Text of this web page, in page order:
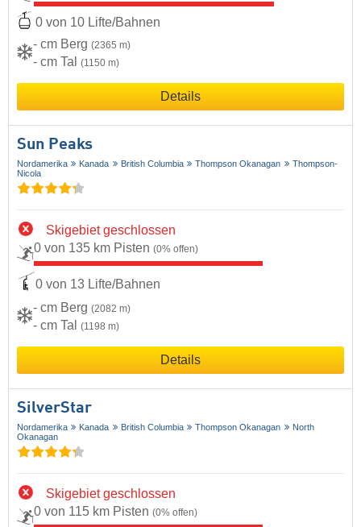
0 von 10 Lifte/Bahnen
- cm Berg (2365 m)
- cm Tal (1150 m)
Details
Sun Peaks
Nordamerika Kanada British Columbia Thompson Okanagan
Thompson-
Nicola
Skigebiet geschlossen
0 von 135 km Pisten (0% offen)
0 von 13 Lifte/Bahnen
- cm Berg (2082 m)
- cm Tal (1198 m)
Details
SilverStar
Nordamerika Kanada British Columbia Thompson Okanagan
North
Okanagan
Skigebiet geschlossen
0 von 115 km Pisten (0% offen)